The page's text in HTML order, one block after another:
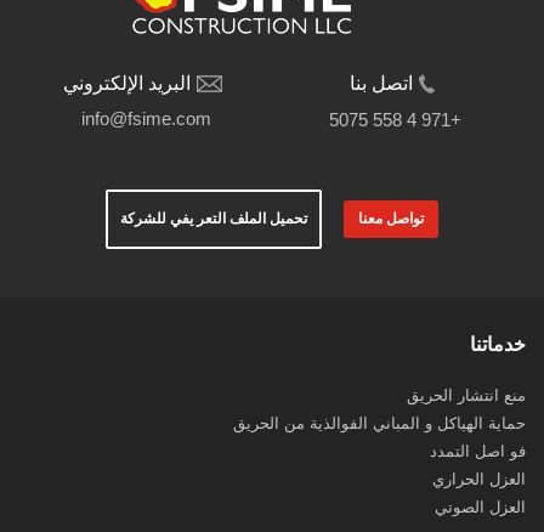
‫اتصل‬ ‫بنا‬
+971 4 558 5075
البريد الإلكتروني
info@fsime.com
‫خدماتنا‬
‫منع‬ ‫انتشار‬ ‫الحريق‬
‫حماية‬ ‫الهياكل‬ ‫و‬ ‫المباني‬ ‫الفوالذية‬ ‫من‬ ‫الحريق‬
‫فو‬ ‫اصل‬ ‫التمدد‬
‫العزل‬ ‫الحراري‬
‫العزل‬ ‫الصوتي‬